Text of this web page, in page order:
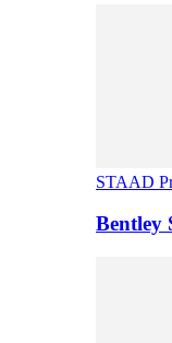
STAAD
Bentley